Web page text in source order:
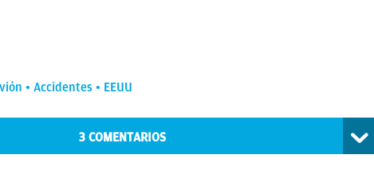
Accidentes EEUU
3 COMENTARIOS